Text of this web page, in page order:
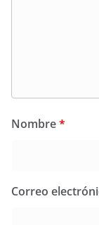
Nombre*
Correo